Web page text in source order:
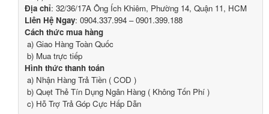
Địa chỉ: 32/36/17A Ông Ích Khiêm, Phường 14, Quận 11, HCM
Liên Hệ Ngay: 0904.337.994 – 0901.399.188
Cách thức mua hàng
a) Giao Hàng Toàn Quốc
b) Mua trực tiếp
Hình thức thanh toán
a) Nhận Hàng Trả Tiền ( COD )
b) Quẹt Thẻ Tín Dụng Ngân Hàng ( Không Tốn Phí )
c) Hỗ Trợ Trả Góp Cực Hấp Dẫn